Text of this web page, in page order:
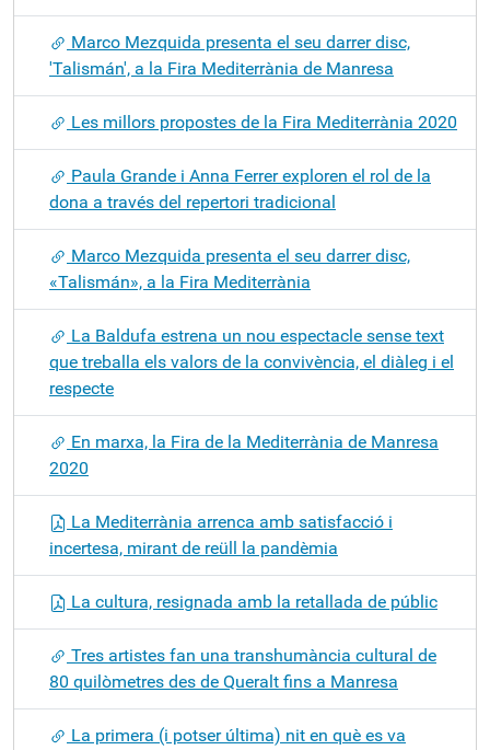
Marco Mezquida presenta el seu darrer disc,
'Talismán', a la Fira Mediterrània de Manresa
Les millors propostes de la Fira Mediterrània 2020
Paula Grande i Anna Ferrer exploren el rol de la
dona a través del repertori tradicional
Marco Mezquida presenta el seu darrer disc,
«Talismán», a la Fira Mediterrània
La Baldufa estrena un nou espectacle sense text
que treballa els valors de la convivència, el diàleg i el
respecte
En marxa, la Fira de la Mediterrània de Manresa
2020
La Mediterrània arrenca amb satisfacció i
incertesa, mirant de reüll la pandèmia
La cultura, resignada amb la retallada de públic
Tres artistes fan una transhumància cultural de
80 quilòmetres des de Queralt fins a Manresa
La primera (i potser última) nit en què es va